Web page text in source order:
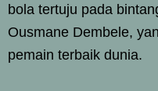
bola tertuju pada
Ousmane Dembele,
pemain terbaik dunia.